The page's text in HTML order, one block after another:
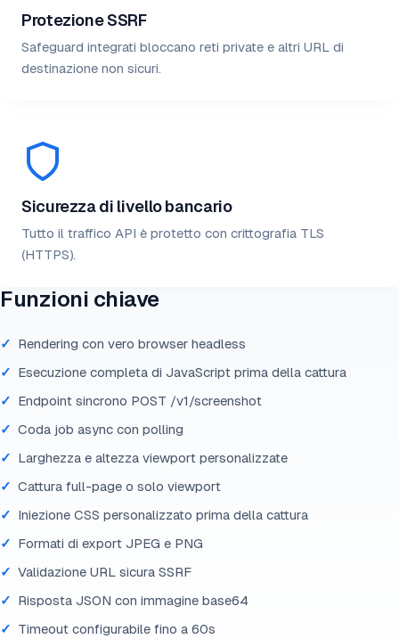
Protezione SSRF
Safeguard integrati bloccano reti private e altri URL di
destinazione non sicuri.
Sicurezza di livello bancario
Tutto il traffico API è protetto con crittografia TLS
(HTTPS).
Funzioni chiave
Rendering con vero browser headless
Esecuzione completa di JavaScript prima della cattura
Endpoint sincrono POST /v1/screenshot
Coda job async con polling
Larghezza e altezza viewport personalizzate
Cattura full-page o solo viewport
Iniezione CSS personalizzato prima della cattura
Formati di export JPEG e PNG
Validazione URL sicura SSRF
Risposta JSON con immagine base64
Timeout configurabile fino a 60s